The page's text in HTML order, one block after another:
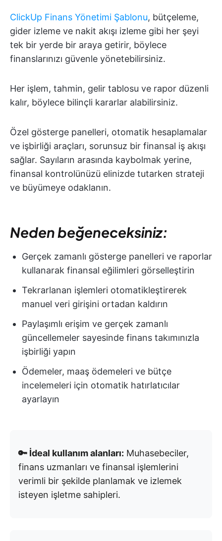
ClickUp Finans Yönetimi Şablonu, bütçeleme,
gider izleme ve nakit akışı izleme gibi her şeyi
tek bir yerde bir araya getirir, böylece
finanslarınızı güvenle yönetebilirsiniz.
Her işlem, tahmin, gelir tablosu ve rapor düzenli
kalır, böylece bilinçli kararlar alabilirsiniz.
Özel gösterge panelleri, otomatik hesaplamalar
ve işbirliği araçları, sorunsuz bir finansal iş akışı
sağlar. Sayıların arasında kaybolmak yerine,
finansal kontrolünüzü elinizde tutarken strateji
ve büyümeye odaklanın.
Neden beğeneceksiniz:
Gerçek zamanlı gösterge panelleri ve raporlar
kullanarak finansal eğilimleri görselleştirin
Tekrarlanan işlemleri otomatikleştirerek
manuel veri girişini ortadan kaldırın
Paylaşımlı erişim ve gerçek zamanlı
güncellemeler sayesinde finans takımınızla
işbirliği yapın
Ödemeler, maaş ödemeleri ve bütçe
incelemeleri için otomatik hatırlatıcılar
ayarlayın
🔑 İdeal kullanım alanları: Muhasebeciler,
finans uzmanları ve finansal işlemlerini
verimli bir şekilde planlamak ve izlemek
isteyen işletme sahipleri.